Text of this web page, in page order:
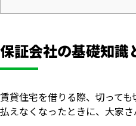
保証会社の基礎知識
賃貸住宅を借りる際、切って
払えなくなったときに、大家